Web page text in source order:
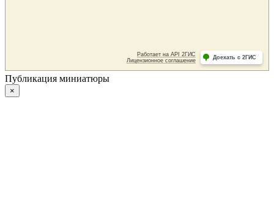
Публикация миниатюры
×